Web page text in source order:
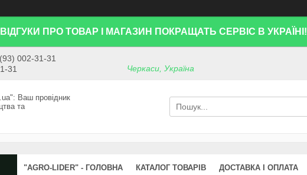
ВІДГУКИ ПРО ТОВАР І МАГАЗИН ПОКРАЩАТЬ СЕРВІС В УКРАЇНІ!
002-31-31
31
Черкаси, Україна
Ваш провідник
та
"AGRO-LIDER" - ГОЛОВНА КАТАЛОГ ТОВАРІВ ДОСТАВКА І ОПЛАТА